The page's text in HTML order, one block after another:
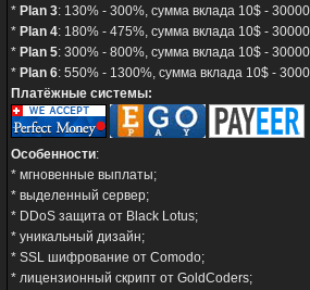
* Plan 3: 130% - 300%, сумма вклада 10$ -
* Plan 4: 180% - 475%, сумма вклада 10$ -
* Plan 5: 300% - 800%, сумма вклада 10$ -
* Plan 6: 550% - 1300%, сумма вклада 10$ -
Платёжные системы:
Особенности:
* мгновенные выплаты;
* выделенный сервер;
* DDoS защита от Black Lotus;
* уникальный дизайн;
* SSL шифрование от Comodo;
* лицензионный скрипт от GoldCoders;